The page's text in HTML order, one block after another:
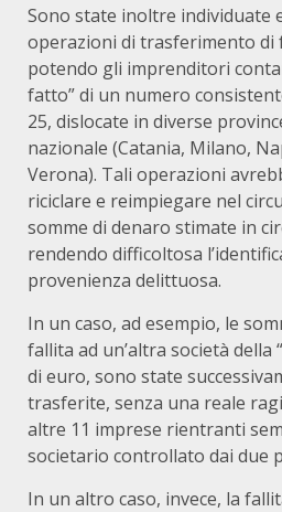
Sono state inoltre individuate
operazioni di trasferimento di
potendo gli imprenditori
fatto” di un numero
25, dislocate in diverse
nazionale (Catania, Milano,
Verona). Tali operazioni
riciclare e reimpiegare nel
somme di denaro stimate in
rendendo difficoltosa
provenienza delittuosa.
In un caso, ad esempio, le
fallita ad un’altra società della
di euro, sono state
trasferite, senza una reale
altre 11 imprese rientranti
societario controllato dai due
In un altro caso, invece, la